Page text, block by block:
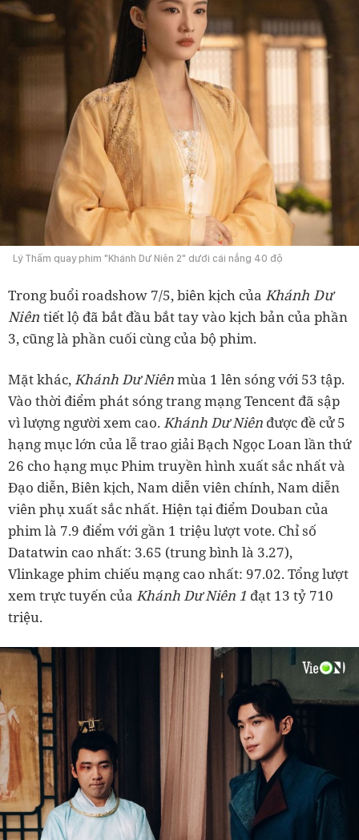
Lý Thấm quay phim "Khánh Dư Niên 2" dưới cái nắng 40 độ
Trong buổi roadshow 7/5, biên kịch của Khánh Dư
Niên tiết lộ đã bắt đầu bắt tay vào kịch bản của phần
3, cũng là phần cuối cùng của bộ phim.
Mặt khác,Khánh Dư Niênmùa 1 lên sóng với 53 tập.
Vào thời điểm phát sóng trang mạng Tencent đã sập
vì lượng người xem cao. Khánh Dư Niên được đề cử 5
hạng mục lớn của lễ trao giải Bạch Ngọc Loan lần thứ
26 cho hạng mục Phim truyền hình xuất sắc nhất và
Đạo diễn, Biên kịch, Nam diễn viên chính, Nam diễn
viên phụ xuất sắc nhất. Hiện tại điểm Douban của
phim là 7.9 điểm với gần 1 triệu lượt vote. Chỉ số
Datatwin cao nhất: 3.65 (trung bình là 3.27),
Vlinkage phim chiếu mạng cao nhất: 97.02. Tổng lượt
xem trực tuyến của Khánh Dư Niên 1 đạt 13 tỷ 710
triệu.